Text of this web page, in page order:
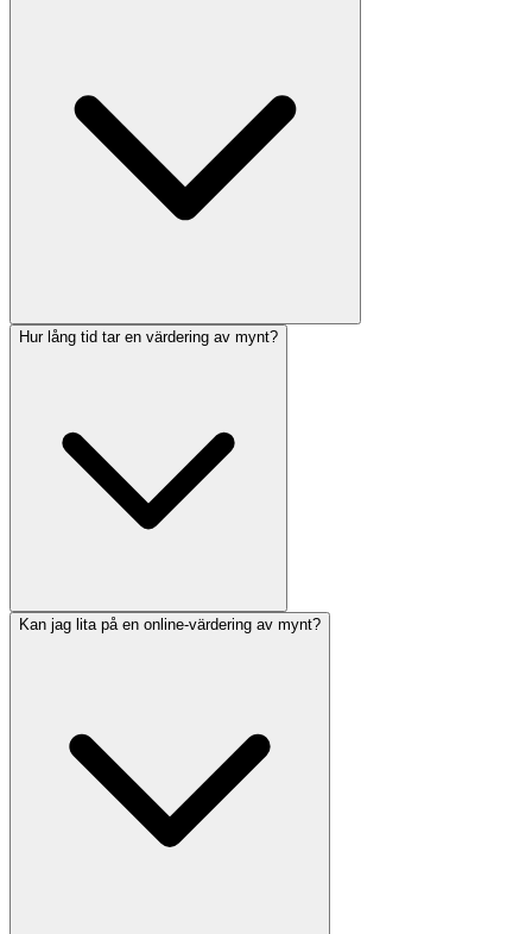
Hur lång tid tar en värdering av mynt?
Kan jag lita på en online-värdering av mynt?